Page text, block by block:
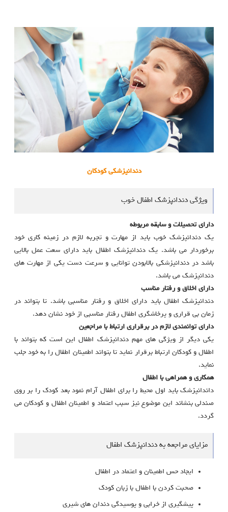
دندانپزشکی کودکان
ویژگی دندانپزشک اطفال خوب
دارای تحصیلات و سابقه مربوطه
یک دندانپزشک خوب باید از مهارت و تجربه لازم در زمینه کاری خود
برخوردار می باشد. یک دندانپزشک اطفال باید دارای سعت عمل بالایی
باشد در دندانپزشکی بالابودن توانایی و سرعت دست یکی از مهارت های
دندانپزشک می باشد.
دارای اخلاق و رفتار مناسب
دندانپزشک اطفال باید دارای اخلاق و رفتار مناسبی باشد. تا بتواند در
زمان بی قراری و پرخاشگری اطفال رفتار مناسبی از خود نشان دهد.
دارای توانمندی لازم در برقراری ارتباط با مراجعین
یکی دیگر از ویژگی های مهم دندانپزشک اطفال این است که بتواند با
اطفال و کودکان ارتباط برقرار نماید تا بتواند اطمینان اطفال را به خود جلب
نماید.
همکاری و همراهی با اطفال
داندانپزشک باید اول محیط را برای اطفال آرام نمود بعد کودک را بر روی
صندلی بنشاند این موضوع نیز سبب اعتماد و اطمینان اطفال و کودکان می
گردد.
مزایای مراجعه به دندانپزشک اطفال
ایجاد حس اطمینان و اعتماد در اطفال
صحبت کردن با اطفال با زبان کودک
پیشگیری از خرابی و پوسیدگی دندان های شیری